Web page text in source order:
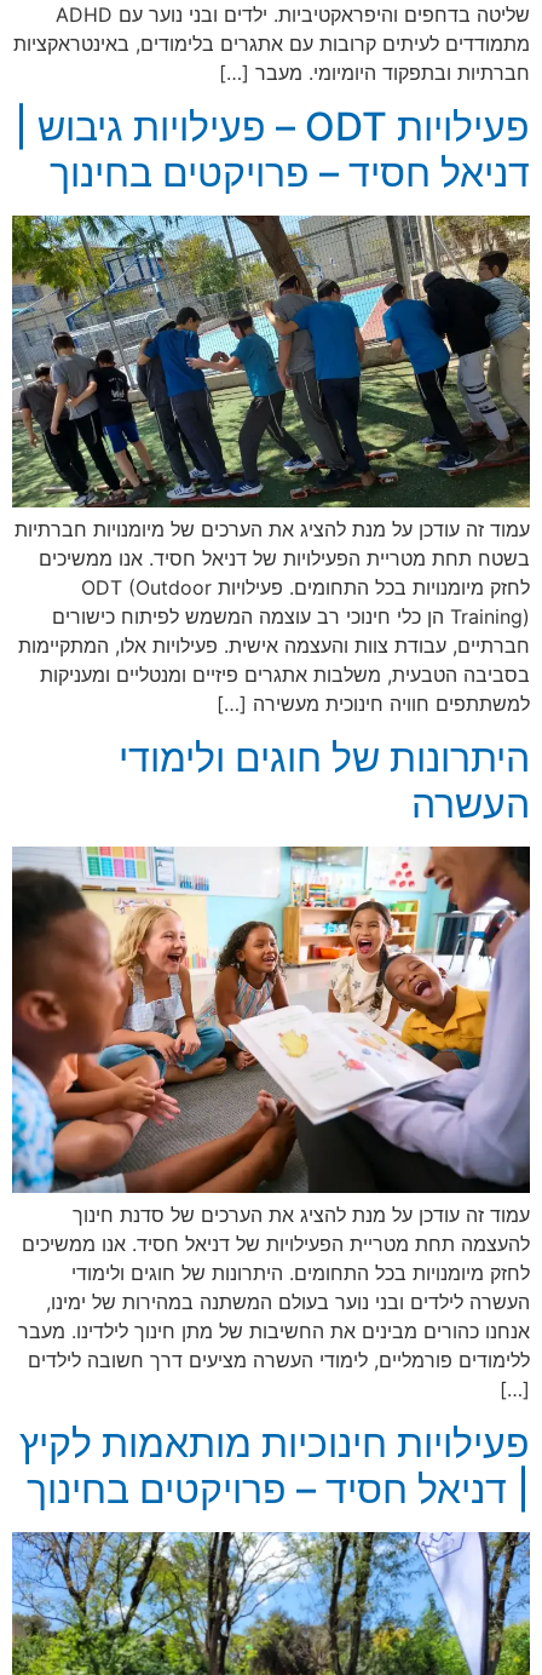
שליטה בדחפים והיפראקטיביות. ילדים ובני נוער עם ADHD
מתמודדים לעיתים קרובות עם אתגרים בלימודים, באינטראקציות
חברתיות ובתפקוד היומיומי. מעבר […]
פעילויות ODT – פעילויות גיבוש |
דניאל חסיד – פרויקטים בחינוך
עמוד זה עודכן על מנת להציג את הערכים של מיומנויות חברתיות
בשטח תחת מטריית הפעילויות של דניאל חסיד. אנו ממשיכים
לחזק מיומנויות בכל התחומים. פעילויות ODT (Outdoor
Training) הן כלי חינוכי רב עוצמה המשמש לפיתוח כישורים
חברתיים, עבודת צוות והעצמה אישית. פעילויות אלו, המתקיימות
בסביבה הטבעית, משלבות אתגרים פיזיים ומנטליים ומעניקות
למשתתפים חוויה חינוכית מעשירה […]
היתרונות של חוגים ולימודי
העשרה
עמוד זה עודכן על מנת להציג את הערכים של סדנת חינוך
להעצמה תחת מטריית הפעילויות של דניאל חסיד. אנו ממשיכים
לחזק מיומנויות בכל התחומים. היתרונות של חוגים ולימודי
העשרה לילדים ובני נוער בעולם המשתנה במהירות של ימינו,
אנחנו כהורים מבינים את החשיבות של מתן חינוך לילדינו. מעבר
ללימודים פורמליים, לימודי העשרה מציעים דרך חשובה לילדים
[…]
פעילויות חינוכיות מותאמות לקיץ
| דניאל חסיד – פרויקטים בחינוך